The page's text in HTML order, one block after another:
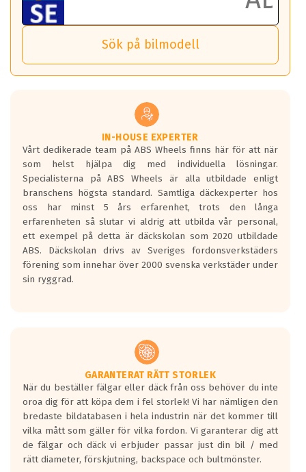
Ett klass A däck kommer ha 6,5% bättre
bränsleförbrukning än ett klass G däck.
Det betyder att om man kör 10,000 km,
så sparar man 50 liter bränsle med ett
vilken körstil du använder.
Våtgrepp egenskaper:
Betygsskalan är satt A till F. Där A påvisar
den kortaste bromssträckan och F är den
längsta.
Inga D eller G betyg delas ut för
personbilar och lätta lastbilar.
Betyget sätts efter ett test där däcken
skall bromsa in på en väg där det ligger
0.5-1.5 mm vatten.
I 80km/h kommer skillnaden på
Vid körning i över 50km/h brukar
rullmotståndets ljud överträffa
motorljudet.
På däckmärkningen kommer det finnas
en symbol av ett däck med vågar. Hög
bullernivå markeras med svarta vågor
medans de vita vågorna påvisar om det är
ett tyst däck.
Sök på bilmodell
IN-HOUSE EXPERTER
Vårt dedikerade team på ABS Wheels finns här för att när
som helst hjälpa dig med individuella lösningar.
Specialisterna på ABS Wheels är alla utbildade enligt
branschens högsta standard. Samtliga däckexperter hos
oss har minst 5 års erfarenhet, trots den långa
erfarenheten så slutar vi aldrig att utbilda vår personal,
ett exempel på detta är däckskolan som 2020 utbildade
ABS. Däckskolan drivs av Sveriges fordonsverkstäders
förening som innehar över 2000 svenska verkstäder under
sin ryggrad.
GARANTERAT RÄTT STORLEK
När du beställer fälgar eller däck från oss behöver du inte
oroa dig för att köpa dem i fel storlek! Vi har nämligen den
bredaste bildatabasen i hela industrin när det kommer till
vilka mått som gäller för vilka fordon. Vi garanterar dig att
de fälgar och däck vi erbjuder passar just din bil / med
rätt diameter, förskjutning, backspace och bultmönster.